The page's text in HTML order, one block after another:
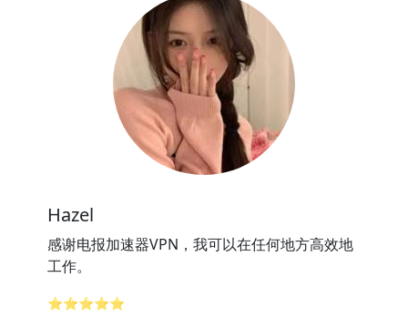
Hazel
感谢电报加速器VPN，我可以在任何地方高效地
工作。
⭐⭐⭐⭐⭐